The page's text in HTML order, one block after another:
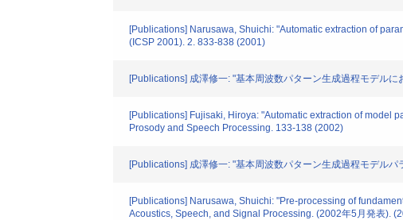
[Publications] Narusawa, Shuichi: "Automatic extraction of
(ICSP 2001). 2. 833-838 (2001)
[Publications] 成澤修一: "基本周波数パターン生成過程モデル
[Publications] Fujisaki, Hiroya: "Automatic extraction of model
Prosody and Speech Processing. 133-138 (2002)
[Publications] 成澤修一: "基本周波数パターン生成過程モデル
[Publications] Narusawa, Shuichi: "Pre-processing of
Acoustics, Speech, and Signal Processing. (2002年5月発表).